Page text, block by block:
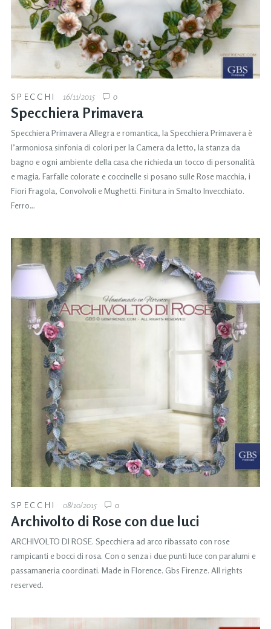
SPECCHI 16/11/2015 0
Specchiera Primavera
Specchiera Primavera Allegra e romantica, la Specchiera Primavera è
l’armoniosa sinfonia di colori per la Camera da letto, la stanza da
bagno e ogni ambiente della casa che richieda un tocco di personalità
e magia. Farfalle colorate e coccinelle si posano sulle Rose macchia, i
Fiori Fragola, Convolvoli e Mughetti. Finitura in Smalto Invecchiato.
Ferro…
SPECCHI 08/10/2015 0
Archivolto di Rose con due luci
ARCHIVOLTO DI ROSE. Specchiera ad arco ribassato con rose
rampicanti e bocci di rosa. Con o senza i due punti luce con paralumi e
passamaneria coordinati. Made in Florence. Gbs Firenze. All rights
reserved.